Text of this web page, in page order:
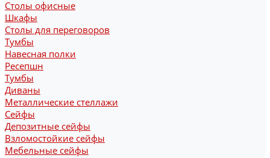
Столы офисные
Шкафы
Столы для переговоров
Тумбы
Навесная полки
Ресепшн
Тумбы
Диваны
Металлические стеллажи
Сейфы
Депозитные сейфы
Взломостойкие сейфы
Мебельные сейфы